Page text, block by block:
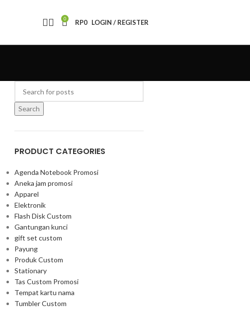
0 RP0 LOGIN / REGISTER
Search
PRODUCT CATEGORIES
Agenda Notebook Promosi
Aneka jam promosi
Apparel
Elektronik
Flash Disk Custom
Gantungan kunci
gift set custom
Payung
Produk Custom
Stationary
Tas Custom Promosi
Tempat kartu nama
Tumbler Custom